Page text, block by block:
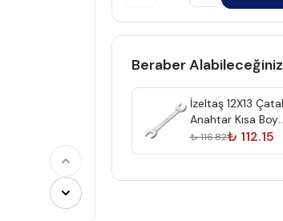
Beraber
İzeltaş 12X13
Anahtar Kısa Boy
0100011213
₺ 116.82₺ 112.15